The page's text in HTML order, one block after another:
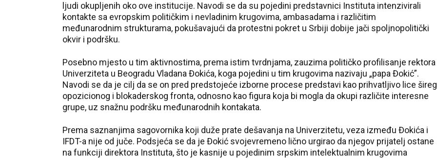
ljudi okupljenih oko ove institucije. Navodi se da su pojedini predstavnici Instituta intenzivirali
kontakte sa evropskim političkim i nevladinim krugovima, ambasadama i različitim
međunarodnim strukturama, pokušavajući da protestni pokret u Srbiji dobije jači spoljnopolitički
okvir i podršku.
Posebno mjesto u tim aktivnostima, prema istim tvrdnjama, zauzima političko profilisanje rektora
Univerziteta u Beogradu Vladana Đokića, koga pojedini u tim krugovima nazivaju „papa Đokić”.
Navodi se da je cilj da se on pred predstojeće izborne procese predstavi kao prihvatljivo lice šireg
opozicionog i blokaderskog fronta, odnosno kao figura koja bi mogla da okupi različite interesne
grupe, uz snažnu podršku međunarodnih kontakata.
Prema saznanjima sagovornika koji duže prate dešavanja na Univerzitetu, veza između Đokića i
IFDT-a nije od juče. Podsjeća se da je Đokić svojevremeno lično urgirao da njegov prijatelj ostane
na funkciji direktora Instituta, što je kasnije u pojedinim srpskim intelektualnim krugovima